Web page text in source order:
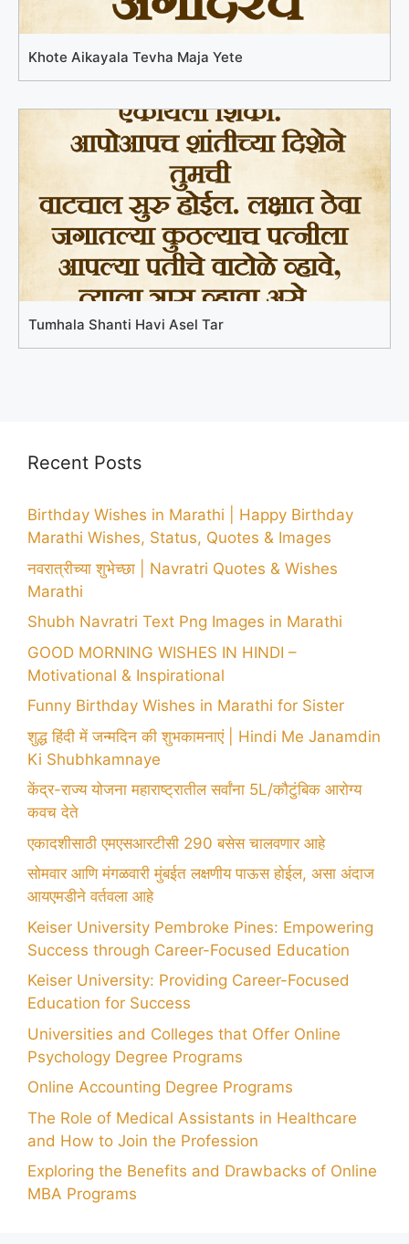
Khote Aikayala Tevha Maja Yete
Tumhala Shanti Havi Asel Tar
Recent Posts
Birthday Wishes in Marathi | Happy Birthday
Marathi Wishes, Status, Quotes & Images
नवरात्रीच्या शुभेच्छा | Navratri Quotes & Wishes
Marathi
Shubh Navratri Text Png Images in Marathi
GOOD MORNING WISHES IN HINDI –
Motivational & Inspirational
Funny Birthday Wishes in Marathi for Sister
शुद्ध हिंदी में जन्मदिन की शुभकामनाएं | Hindi Me Janamdin
Ki Shubhkamnaye
केंद्र-राज्य योजना महाराष्ट्रातील सर्वांना 5L/कौटुंबिक आरोग्य
कवच देते
एकादशीसाठी एमएसआरटीसी 290 बसेस चालवणार आहे
सोमवार आणि मंगळवारी मुंबईत लक्षणीय पाऊस होईल, असा अंदाज
आयएमडीने वर्तवला आहे
Keiser University Pembroke Pines: Empowering
Success through Career-Focused Education
Keiser University: Providing Career-Focused
Education for Success
Universities and Colleges that Offer Online
Psychology Degree Programs
Online Accounting Degree Programs
The Role of Medical Assistants in Healthcare
and How to Join the Profession
Exploring the Benefits and Drawbacks of Online
MBA Programs